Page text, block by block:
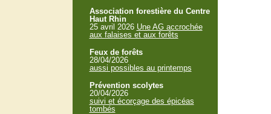
Association forestière du Centre
Haut Rhin
25 avril 2026 Une AG accrochée
aux falaises et aux forêts
Feux de forêts
28/04/2026
aussi possibles au printemps
Prévention scolytes
20/04/2026
suivi et écorçage des épicéas
tombés